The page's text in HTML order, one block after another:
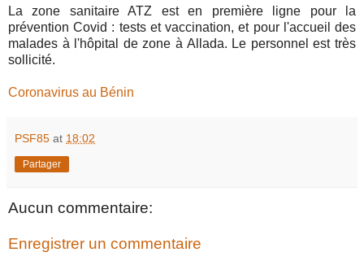
La zone sanitaire ATZ est en première ligne pour la
prévention Covid : tests et vaccination, et pour l'accueil des
malades à l'hôpital de zone à Allada. Le personnel est très
sollicité.
Coronavirus au Bénin
PSF85 at 18:02
Partager
Aucun commentaire:
Enregistrer un commentaire